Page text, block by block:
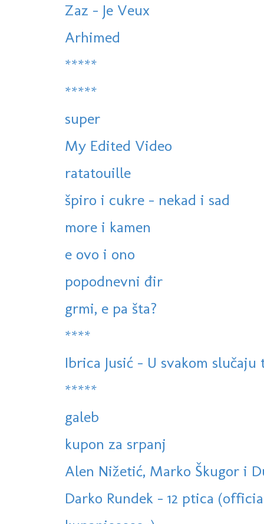
Zaz - Je Veux
Arhimed
*****
*****
super
My Edited Video
ratatouille
špiro i cukre - nekad i sad
more i kamen
e ovo i ono
popodnevni đir
grmi, e pa šta?
****
Ibrica Jusić - U svakom
*****
galeb
kupon za srpanj
Alen Nižetić, Marko Škugor i
Darko Rundek - 12 ptica